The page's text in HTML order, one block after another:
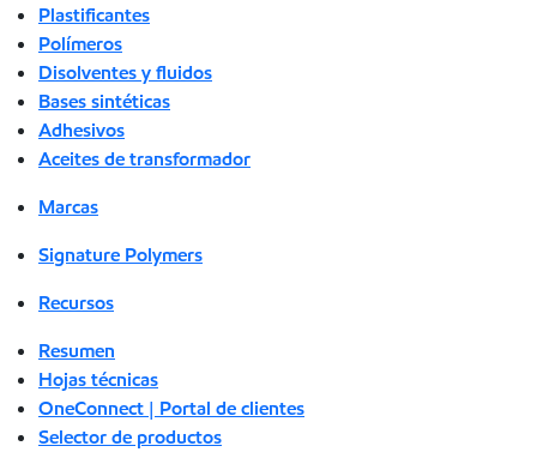
Plastificantes
Polímeros
Disolventes y fluidos
Bases sintéticas
Adhesivos
Aceites de transformador
Marcas
Signature Polymers
Recursos
Resumen
Hojas técnicas
OneConnect | Portal de clientes
Selector de productos